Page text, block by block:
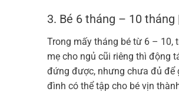
3. Bé 6 tháng – 10
Trong mấy tháng bé từ 6 – 10,
mẹ cho ngủ cũi riêng thì động
đứng được, nhưng chưa đủ để
đình có thể tập cho bé vịn